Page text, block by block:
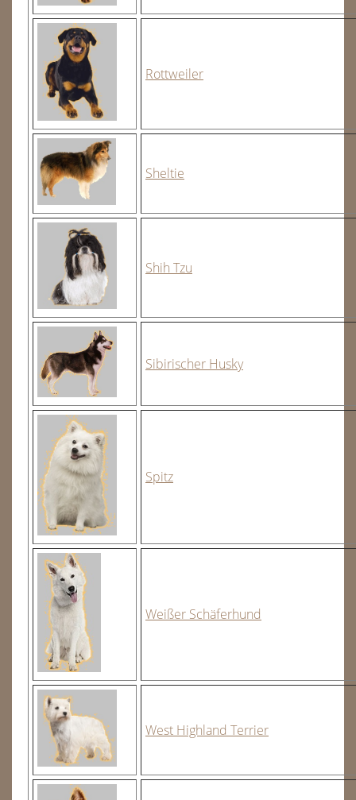
Rottweiler
Sheltie
Shih Tzu
Sibirischer Husky
Spitz
Weißer Schäferhund
West Highland Terrier